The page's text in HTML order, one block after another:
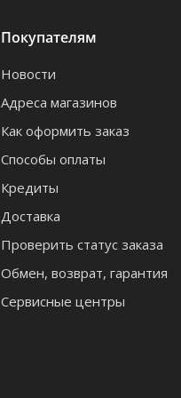
Покупателям
Новости
Адреса магазинов
Как оформить заказ
Способы оплаты
Кредиты
Доставка
Проверить статус заказа
Обмен, возврат, гарантия
Сервисные центры